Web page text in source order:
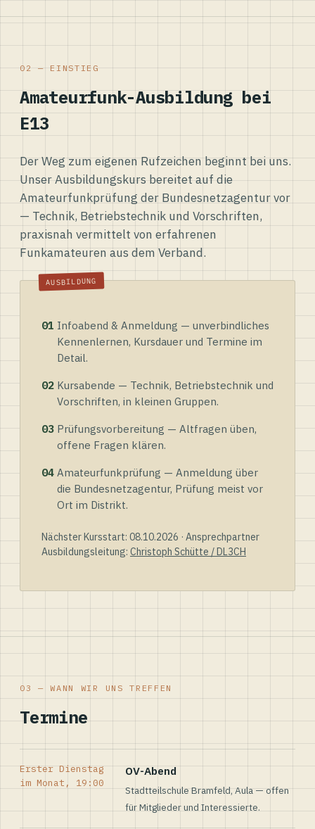
02 — EINSTIEG
Amateurfunk-Ausbildung bei
E13
Der Weg zum eigenen Rufzeichen beginnt bei uns.
Unser Ausbildungskurs bereitet auf die
Amateurfunkprüfung der Bundesnetzagentur vor
— Technik, Betriebstechnik und Vorschriften,
praxisnah vermittelt von erfahrenen
Funkamateuren aus dem Verband.
01 Infoabend & Anmeldung — unverbindliches
Kennenlernen, Kursdauer und Termine im
Detail.
02 Kursabende — Technik, Betriebstechnik und
Vorschriften, in kleinen Gruppen.
03 Prüfungsvorbereitung — Altfragen üben,
offene Fragen klären.
04 Amateurfunkprüfung — Anmeldung über
die Bundesnetzagentur, Prüfung meist vor
Ort im Distrikt.
Nächster Kursstart: 08.10.2026 · Ansprechpartner
Ausbildungsleitung: Christoph Schütte / DL3CH
03 — WANN WIR UNS TREFFEN
Termine
Erster Dienstag
im Monat, 19:00
OV-Abend
Stadtteilschule Bramfeld, Aula — offen
für Mitglieder und Interessierte.